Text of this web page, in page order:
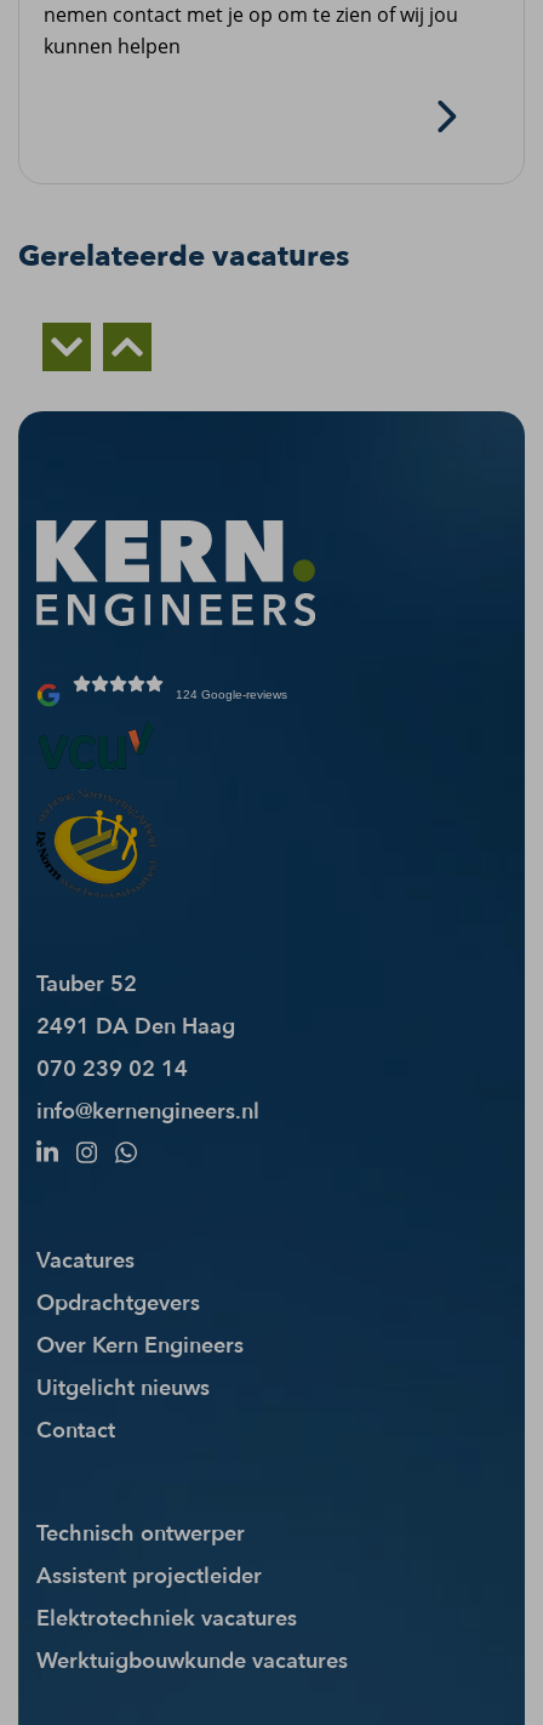
nemen contact met je op om te zien of wij jou
kunnen helpen
Gerelateerde vacatures
124 Google-reviews
Tauber 52
2491 DA Den Haag
070 239 02 14
info@kernengineers.nl
Vacatures
Opdrachtgevers
Over Kern Engineers
Uitgelicht nieuws
Contact
Technisch ontwerper
Assistent projectleider
Elektrotechniek vacatures
Werktuigbouwkunde vacatures